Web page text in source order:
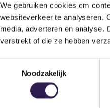
We gebruiken cookies om
websiteverkeer te analyseren.
media, adverteren en analyse.
verstrekt of die ze hebben
Noodzakelijk
Touwtje springen
En als laatste is een
is een geweldige
Meer weten over
maximale krachtopbouw.